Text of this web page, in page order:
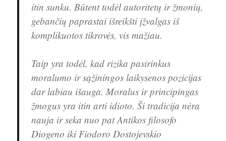
itin sunku. Būtent todėl autoritetų ir žmonių,
gebančių paprastai išreikšti įžvalgas iš
komplikuotos tikrovės, vis mažiau.
Taip yra todėl, kad rizika pasirinkus
moralumo ir sąžiningos laikysenos pozicijas
dar labiau išauga. Moralus ir principingas
žmogus yra itin arti idioto. Ši tradicija nėra
nauja ir seka nuo pat Antikos filosofo
Diogeno iki Fiodoro Dostojevskio